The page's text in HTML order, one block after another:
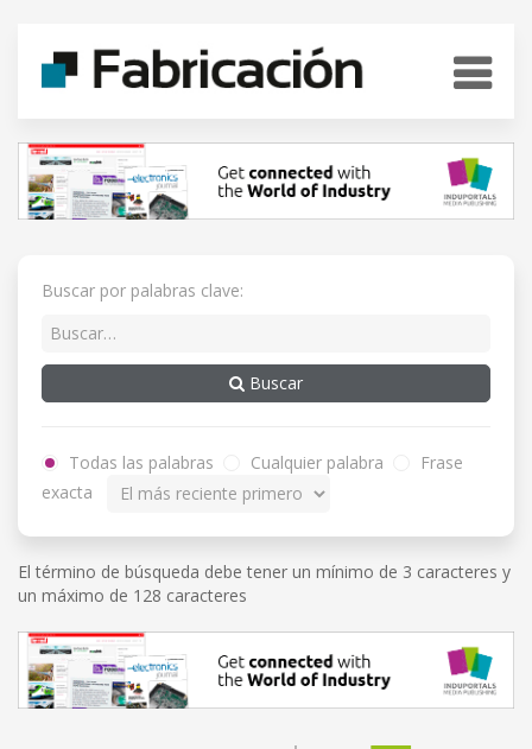
Buscar por palabras clave:
Buscar
Todas las palabras Cualquier palabra
Frase
exacta
El término de búsqueda debe tener un mínimo de 3 caracteres y
un máximo de 128 caracteres